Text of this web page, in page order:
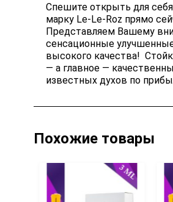
Спешите открыть для
марку Le-Le-Roz прямо
Представляем Вашему
сенсационные
высокого качества!
— а главное —
известных духов по
Похожие товары